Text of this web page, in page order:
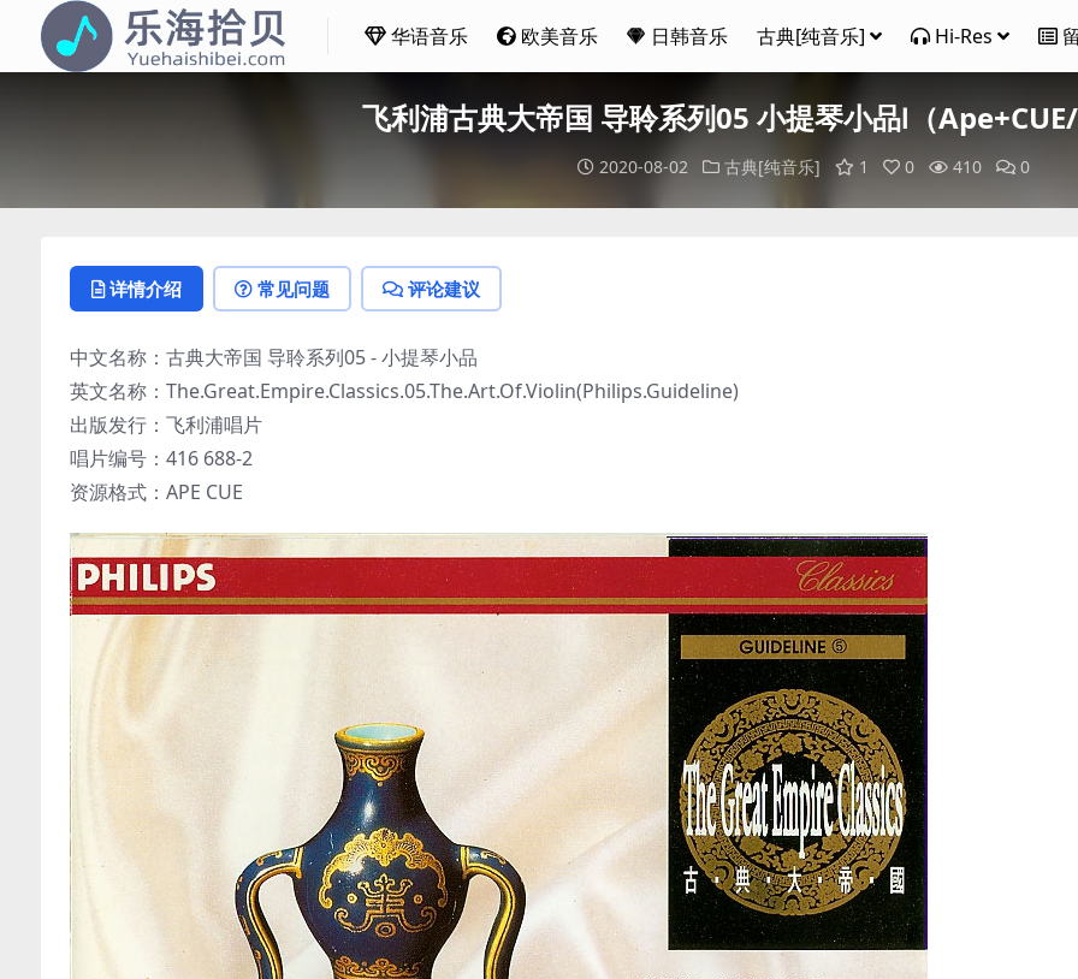
华语音乐 欧美音乐 日韩音乐 古典[纯音乐] Hi-Res
飞利浦古典大帝国 导聆系列05 小提琴小品Ⅰ（
2020-08-02 古典[纯音乐] 1 0 410 0
详情介绍 常见问题 评论建议
中文名称：古典大帝国 导聆系列05 - 小提琴小品
英文名称：The.Great.Empire.Classics.05.The.Art.Of.Violin(Philips.Guideline)
出版发行：飞利浦唱片
唱片编号：416 688-2
资源格式：APE CUE